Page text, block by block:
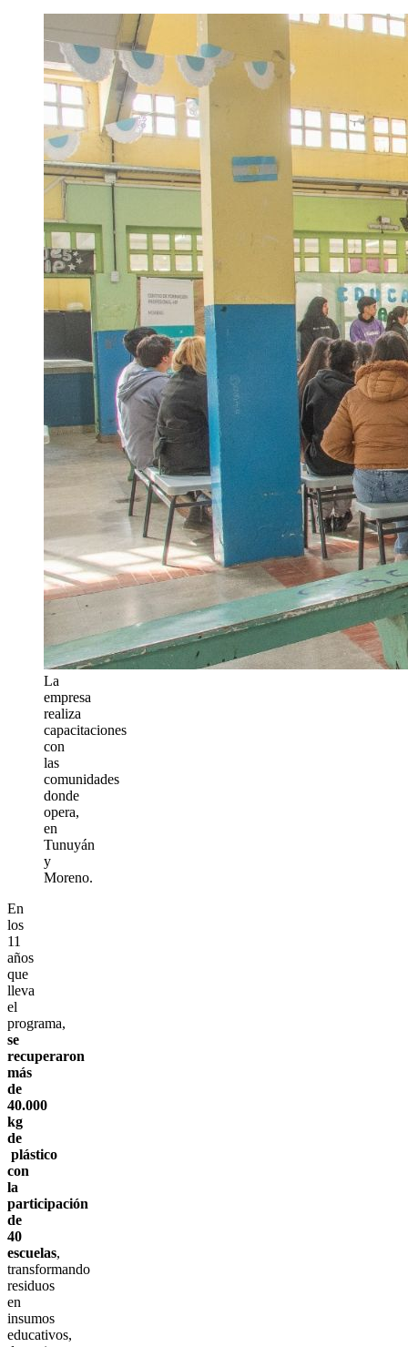
La
empresa
realiza
capacitaciones
con
las
comunidades
donde
opera,
en
Tunuyán
y
Moreno.
En
los
11
años
que
lleva
el
programa,
se
recuperaron
más
de
40.000
kg
de
plástico
con
la
participación
de
40
escuelas,
transformando
residuos
en
insumos
educativos,